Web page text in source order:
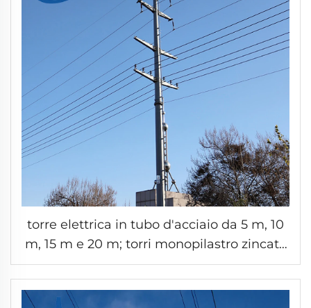
torre elettrica in tubo d'acciaio da 5 m, 10
m, 15 m e 20 m; torri monopilastro zincate
per la trasmissione elettrica su lunga
distanza